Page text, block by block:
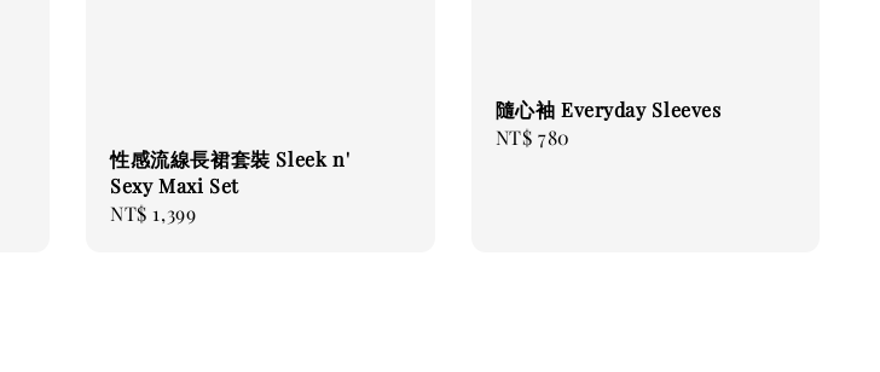
性感流線長裙套裝 Sleek n'
Sexy Maxi Set
Regular
NT$ 1,399
隨心袖 Everyday Sleeves
Regular
NT$ 780